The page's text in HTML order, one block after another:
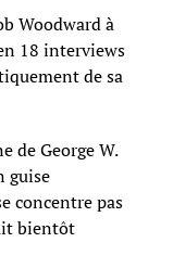
Woodward à
18 interviews
de sa
de George W.
guise
concentre pas
bientôt